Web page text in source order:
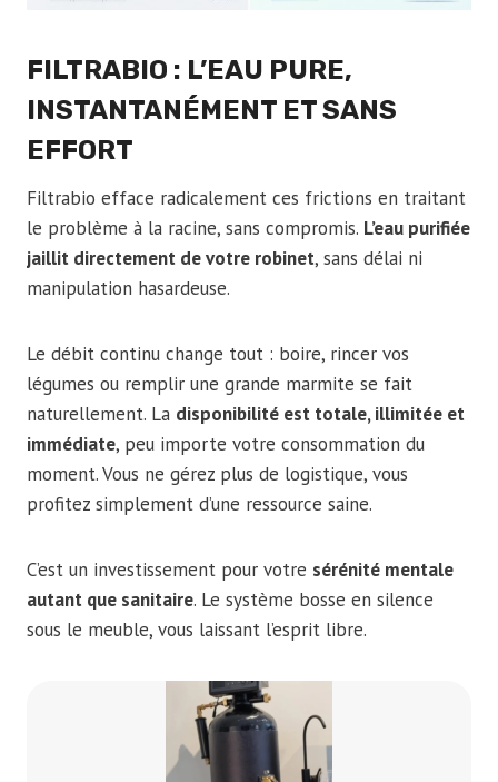
FILTRABIO : L’EAU PURE,
INSTANTANÉMENT ET SANS
EFFORT
Filtrabio efface radicalement ces frictions en traitant
le problème à la racine, sans compromis. L’eau purifiée
jaillit directement de votre robinet, sans délai ni
manipulation hasardeuse.
Le débit continu change tout : boire, rincer vos
légumes ou remplir une grande marmite se fait
naturellement. La disponibilité est totale, illimitée et
immédiate, peu importe votre consommation du
moment. Vous ne gérez plus de logistique, vous
profitez simplement d’une ressource saine.
C’est un investissement pour votre sérénité mentale
autant que sanitaire. Le système bosse en silence
sous le meuble, vous laissant l’esprit libre.